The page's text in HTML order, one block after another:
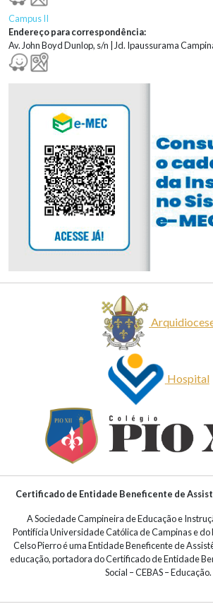
Campus II
Endereço para correspondência:
Av. John Boyd Dunlop, s/n | Jd. Ipaussurama
Hospital
Certificado de Entidade Beneficente de
A Sociedade Campineira de Educação e
Pontifícia Universidade Católica de Campinas e
Celso Pierro é uma Entidade Beneficente de
educação, portadora do Certificado de Entidade
Social – CEBAS – Educação.